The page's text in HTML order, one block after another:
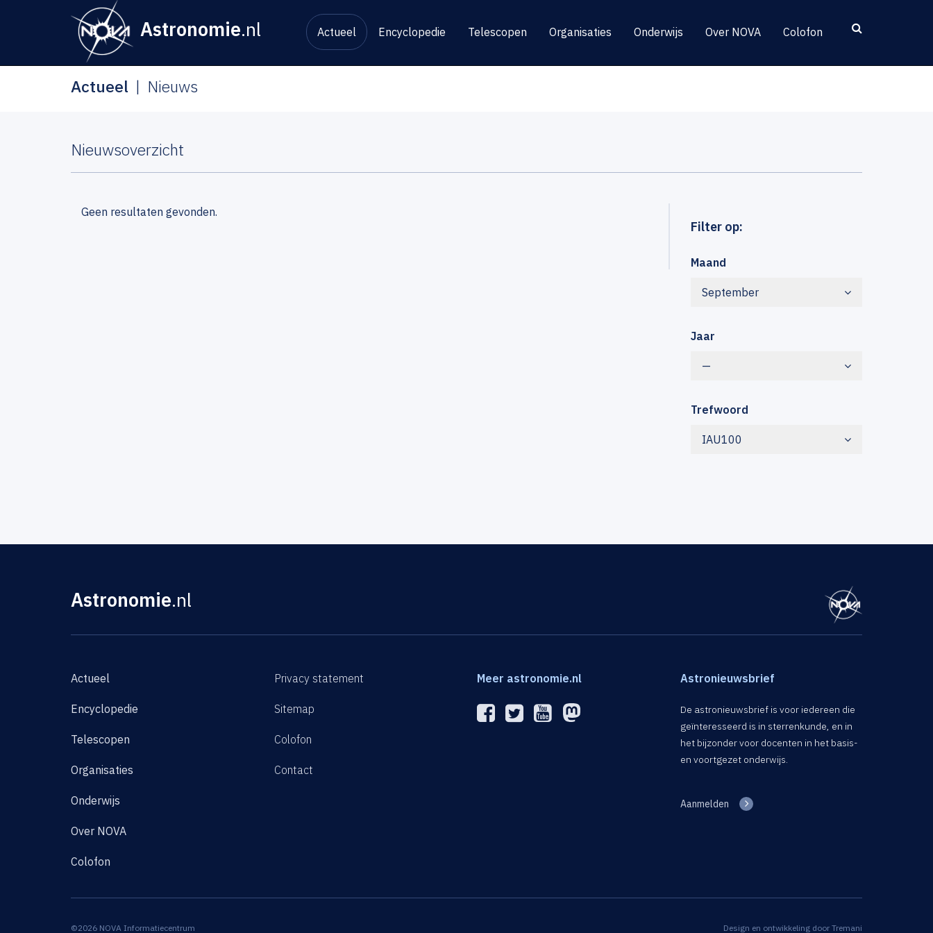
Astronomie.nl Actueel Encyclopedie Telescopen Organisaties Onderwijs Over NOVA Colofon
Actueel Nieuws
Nieuwsoverzicht
Filter op:
Maand
September
Jaar
—
Trefwoord
IAU100
Geen resultaten gevonden.
Astronomie.nl
Actueel
Encyclopedie
Telescopen
Organisaties
Onderwijs
Over NOVA
Colofon
Privacy statement
Sitemap
Colofon
Contact
Meer astronomie.nl Astronieuwsbrief
De astronieuwsbrief is voor iedereen die
geïnteresseerd is in sterrenkunde, en in
het bijzonder voor docenten in het basis-
en voortgezet onderwijs.
Aanmelden
©2026 NOVA Informatiecentrum Design en ontwikkeling door Tremani